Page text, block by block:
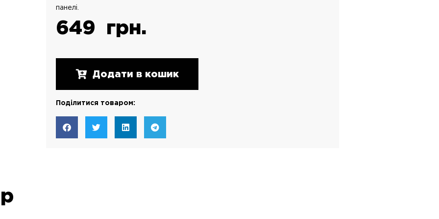
панелі.
649 грн.
Додати в кошик
Поділитися товаром: